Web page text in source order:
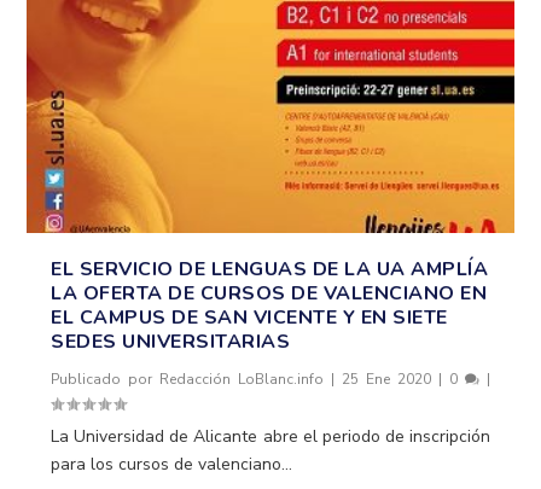
EL SERVICIO DE LENGUAS DE LA UA AMPLÍA
LA OFERTA DE CURSOS DE VALENCIANO EN
EL CAMPUS DE SAN VICENTE Y EN SIETE
SEDES UNIVERSITARIAS
Publicado por Redacción LoBlanc.info | 25 Ene 2020| 0 |
La Universidad de Alicante abre el periodo de inscripción
para los cursos de valenciano...